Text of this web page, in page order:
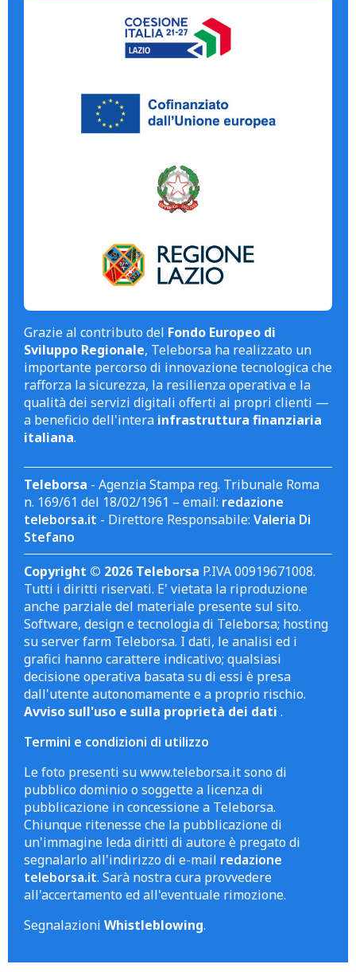
Grazie al contributo del Fondo Europeo di
Sviluppo Regionale, Teleborsa ha realizzato un
importante percorso di innovazione tecnologica che
rafforza la sicurezza, la resilienza operativa e la
qualità dei servizi digitali offerti ai propri clienti —
a beneficio dell'intera infrastruttura finanziaria
italiana.
Teleborsa - Agenzia Stampa reg. Tribunale Roma
n. 169/61 del 18/02/1961 – email: redazione
teleborsa.it - Direttore Responsabile: Valeria Di
Stefano
Copyright © 2026 Teleborsa P.IVA 00919671008.
Tutti i diritti riservati. E' vietata la riproduzione
anche parziale del materiale presente sul sito.
Software, design e tecnologia di Teleborsa; hosting
su server farm Teleborsa. I dati, le analisi ed i
grafici hanno carattere indicativo; qualsiasi
decisione operativa basata su di essi è presa
dall'utente autonomamente e a proprio rischio.
Avviso sull'uso e sulla proprietà dei dati .
Termini e condizioni di utilizzo
Le foto presenti su www.teleborsa.it sono di
pubblico dominio o soggette a licenza di
pubblicazione in concessione a Teleborsa.
Chiunque ritenesse che la pubblicazione di
un'immagine leda diritti di autore è pregato di
segnalarlo all'indirizzo di e-mail redazione
teleborsa.it. Sarà nostra cura provvedere
all'accertamento ed all'eventuale rimozione.
Segnalazioni Whistleblowing.